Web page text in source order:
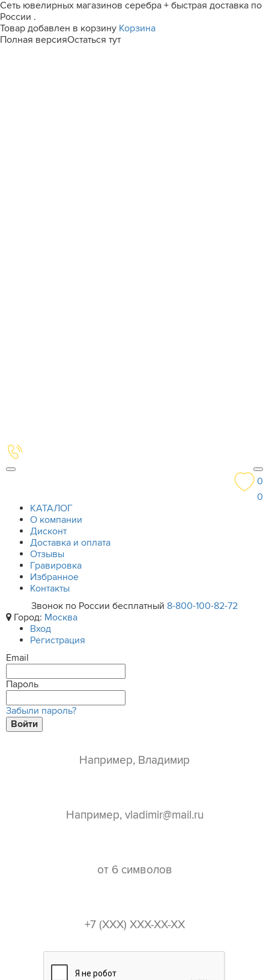
Сеть ювелирных магазинов серебра + быстрая доставка по
России .
Товар добавлен в корзину Корзина
Полная версияОстаться тут
0
0
КАТАЛОГ
О компании
Дисконт
Доставка и оплата
Отзывы
Гравировка
Избранное
Контакты
Звонок по России бесплатный 8-800-100-82-72
Город: Москва
Вход
Регистрация
Email
Пароль
Забыли пароль?
Войти